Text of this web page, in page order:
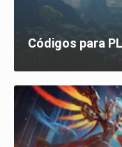
Códigos para